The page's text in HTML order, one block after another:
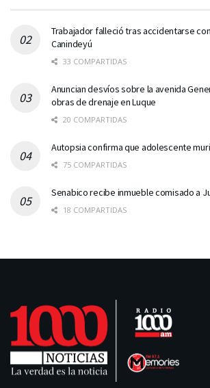
Trabajador falleció tras accidentarse
Canindeyú
33 COMPARTIDAS
Anuncian desvíos sobre la avenida
obras de drenaje en Luque
20 COMPARTIDAS
Autopsia confirma que adolescente
75 COMPARTIDAS
Senabico recibe inmueble comisado a
18 COMPARTIDAS